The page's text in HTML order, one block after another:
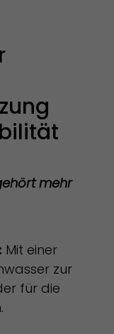
mehr
Mit einer
zur
für die